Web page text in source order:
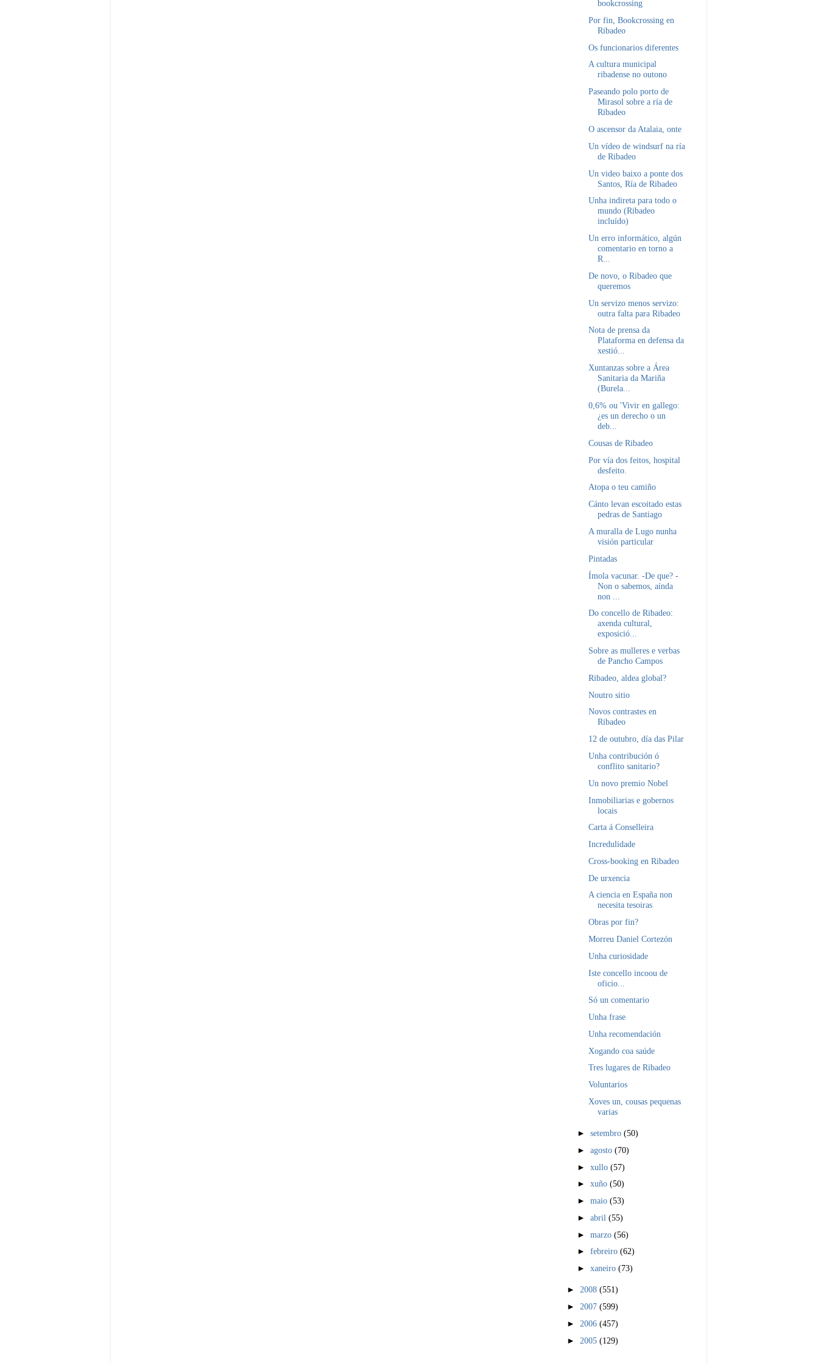
bookcrossing
Por fin, Bookcrossing en
Ribadeo
Os funcionarios diferentes
A cultura municipal
ribadense no outono
Paseando polo porto de
Mirasol sobre a ría de
Ribadeo
O ascensor da Atalaia, onte
Un vídeo de windsurf na ría
de Ribadeo
Un video baixo a ponte dos
Santos, Ría de Ribadeo
Unha indireta para todo o
mundo (Ribadeo
incluído)
Un erro informático, algún
comentario en torno a
R...
De novo, o Ribadeo que
queremos
Un servizo menos servizo:
outra falta para Ribadeo
Nota de prensa da
Plataforma en defensa da
xestió...
Xuntanzas sobre a Área
Sanitaria da Mariña
(Burela...
0,6% ou 'Vivir en gallego:
¿es un derecho o un
deb...
Cousas de Ribadeo
Por vía dos feitos, hospital
desfeito.
Atopa o teu camiño
Cánto levan escoitado estas
pedras de Santiago
A muralla de Lugo nunha
visión particular
Pintadas
Ímola vacunar. -De que? -
Non o sabemos, aínda
non ...
Do concello de Ribadeo:
axenda cultural,
exposició...
Sobre as mulleres e verbas
de Pancho Campos
Ribadeo, aldea global?
Noutro sitio
Novos contrastes en
Ribadeo
12 de outubro, día das Pilar
Unha contribución ó
conflito sanitario?
Un novo premio Nobel
Inmobiliarias e gobernos
locais
Carta á Conselleira
Incredulidade
Cross-booking en Ribadeo
De urxencia
A ciencia en España non
necesita tesoiras
Obras por fin?
Morreu Daniel Cortezón
Unha curiosidade
Iste concello incoou de
oficio...
Só un comentario
Unha frase
Unha recomendación
Xogando coa saúde
Tres lugares de Ribadeo
Voluntarios
Xoves un, cousas pequenas
varias
►setembro(50)
►agosto(70)
►xullo(57)
►xuño(50)
►maio(53)
►abril(55)
►marzo(56)
►febreiro(62)
►xaneiro(73)
► 2008 (551)
► 2007 (599)
► 2006 (457)
► 2005 (129)